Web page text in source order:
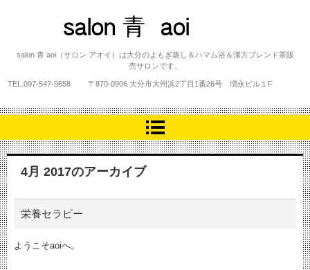
salon 青 aoi
salon 青 aoi（サロン アオイ）は大分のよもぎ蒸し＆ハマム浴＆漢方ブレンド茶販
売サロンです。
TEL. 097-547-9658 〒870-0906 大分市大州浜2丁目1番26号 増永ビル１F
4月 2017のアーカイブ
栄養セラピー
ようこそaoiへ。